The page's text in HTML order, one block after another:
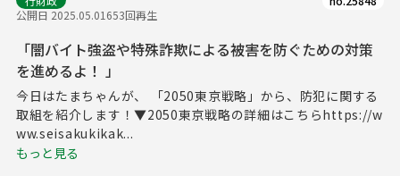
公開日 2025.05.01 653回再生
「闇バイト強盗や特殊詐欺による被害を防ぐための対策
を進めるよ！ 」
今日はたまちゃんが、 「2050東京戦略」から、防犯に関する
取組を紹介します！▼2050東京戦略の詳細はこちらhttps://w
ww.seisakukikak...
もっと見る